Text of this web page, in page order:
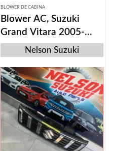
BLOWER DE CABINA
Blower AC, Suzuki
Grand Vitara 2005-
2016 Nelson Suzuki